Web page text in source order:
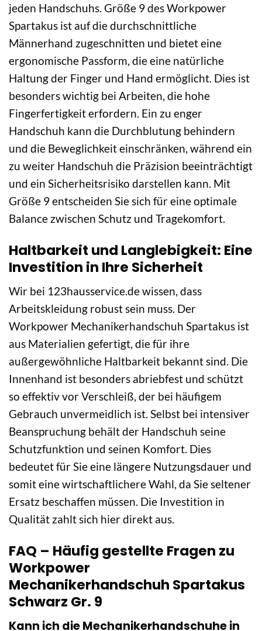
jeden Handschuhs. Größe 9 des Workpower
Spartakus ist auf die durchschnittliche
Männerhand zugeschnitten und bietet eine
ergonomische Passform, die eine natürliche
Haltung der Finger und Hand ermöglicht. Dies ist
besonders wichtig bei Arbeiten, die hohe
Fingerfertigkeit erfordern. Ein zu enger
Handschuh kann die Durchblutung behindern
und die Beweglichkeit einschränken, während ein
zu weiter Handschuh die Präzision beeinträchtigt
und ein Sicherheitsrisiko darstellen kann. Mit
Größe 9 entscheiden Sie sich für eine optimale
Balance zwischen Schutz und Tragekomfort.
Haltbarkeit und Langlebigkeit: Eine
Investition in Ihre Sicherheit
Wir bei 123hausservice.de wissen, dass
Arbeitskleidung robust sein muss. Der
Workpower Mechanikerhandschuh Spartakus ist
aus Materialien gefertigt, die für ihre
außergewöhnliche Haltbarkeit bekannt sind. Die
Innenhand ist besonders abriebfest und schützt
so effektiv vor Verschleiß, der bei häufigem
Gebrauch unvermeidlich ist. Selbst bei intensiver
Beanspruchung behält der Handschuh seine
Schutzfunktion und seinen Komfort. Dies
bedeutet für Sie eine längere Nutzungsdauer und
somit eine wirtschaftlichere Wahl, da Sie seltener
Ersatz beschaffen müssen. Die Investition in
Qualität zahlt sich hier direkt aus.
FAQ – Häufig gestellte Fragen zu
Workpower
Mechanikerhandschuh Spartakus
Schwarz Gr. 9
Kann ich die Mechanikerhandschuhe in